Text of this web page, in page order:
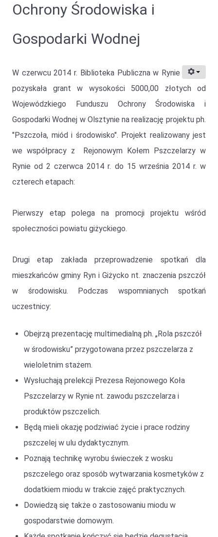
Ochrony Środowiska i
Gospodarki Wodnej
W czerwcu 2014 r. Biblioteka Publiczna w Rynie
pozyskała grant w wysokości 5000,00 złotych od
Wojewódzkiego Funduszu Ochrony Środowiska i
Gospodarki Wodnej w Olsztynie na realizację projektu ph.
"Pszczoła, miód i środowisko". Projekt realizowany jest
we współpracy z Rejonowym Kołem Pszczelarzy w
Rynie od 2 czerwca 2014 r. do 15 września 2014 r. w
czterech etapach:
Pierwszy etap polega na promocji projektu wśród
społeczności powiatu giżyckiego.
Drugi etap zakłada przeprowadzenie spotkań dla
mieszkańców gminy Ryn i Giżycko nt. znaczenia pszczół
w środowisku. Podczas wspomnianych spotkań
uczestnicy:
Obejrzą prezentację multimedialną ph. „Rola pszczół
w środowisku” przygotowana przez pszczelarza z
wieloletnim stażem.
Wysłuchają prelekcji Prezesa Rejonowego Koła
Pszczelarzy w Rynie nt. zawodu pszczelarza i
produktów pszczelich.
Będą mieli okazję podziwiać życie i prace rodziny
pszczelej w ulu dydaktycznym.
Poznają technikę wyrobu świeczek z wosku
pszczelego oraz sposób wytwarzania kosmetyków z
dodatkiem miodu w trakcie zajęć praktycznych.
Dowiedzą się także o zastosowaniu miodu w
gospodarstwie domowym.